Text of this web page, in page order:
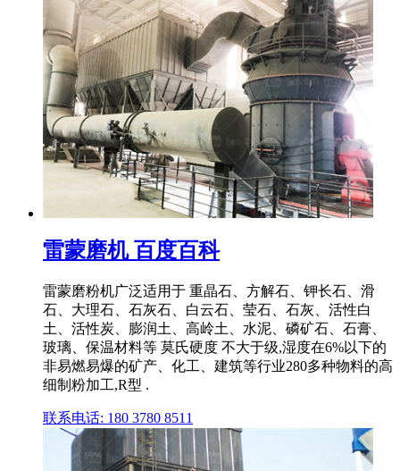
雷蒙磨机 百度百科
雷蒙磨粉机广泛适用于 重晶石、方解石、钾长石、滑
石、大理石、石灰石、白云石、莹石、石灰、活性白
土、活性炭、膨润土、高岭土、水泥、磷矿石、石膏、
玻璃、保温材料等 莫氏硬度 不大于级,湿度在6%以下的
非易燃易爆的矿产、化工、建筑等行业280多种物料的高
细制粉加工,R型 .
联系电话: 180 3780 8511